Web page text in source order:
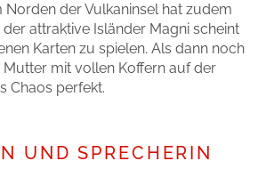
Norden der Vulkaninsel hat zudem
attraktive Isländer Magni scheint
Karten zu spielen. Als dann noch
Mutter mit vollen Koffern auf der
Chaos perfekt.
UND SPRECHERIN